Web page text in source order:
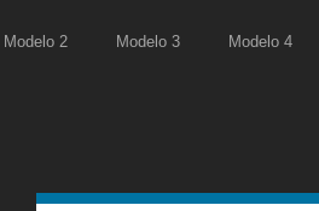
Modelo 2 Modelo 3 Modelo 4